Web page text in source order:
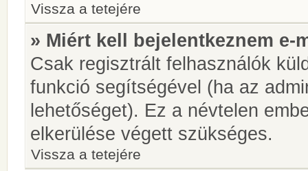
Vissza a tetejére
» Miért kell bejelentkeznem e-
Csak regisztrált felhasználók
funkció segítségével (ha az
lehetőséget). Ez a névtelen
elkerülése végett szükséges.
Vissza a tetejére